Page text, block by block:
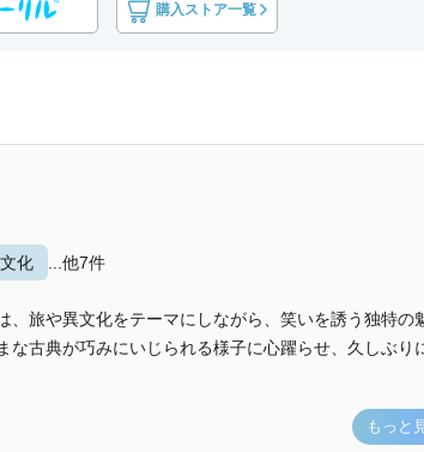
購入ストア一覧
化 ...他7件
、旅や異文化をテーマにしながら、笑いを誘う独特の
な古典が巧みにいじられる様子に心躍らせ、久しぶり
もっと